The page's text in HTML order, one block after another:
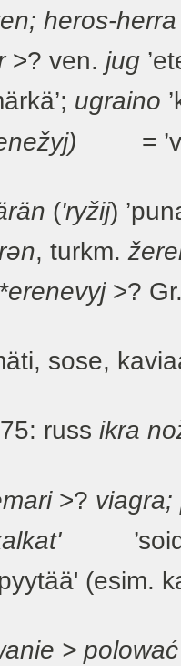
heros-herra
>? ven. jug
ugraino
=
('ryžij)
, turkm.
>?
russ ikra
>? viagra;
’soida,
> polować